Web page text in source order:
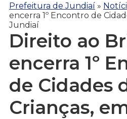
Prefeitura de Jundiaí »
encerra 1º Encontro de
Jundiaí
Direito ao
encerra 1º
de Cidades
Crianças,